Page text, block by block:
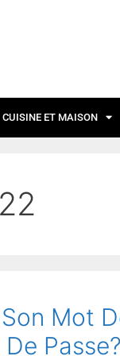
CUISINE ET MAISON
Mot
Passe?